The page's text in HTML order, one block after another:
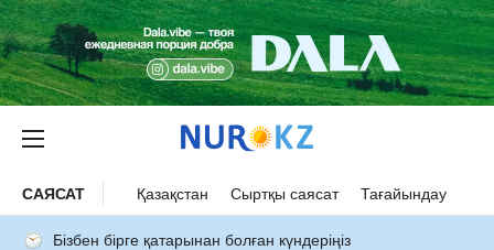
САЯСАТ Қазақстан Сыртқы саясат Тағайындау
Бізбен бірге қатарынан болған күндеріңіз